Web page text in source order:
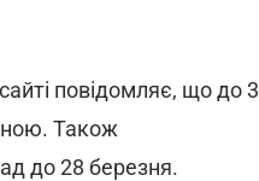
повідомляє, що до 3
Також
до 28 березня.